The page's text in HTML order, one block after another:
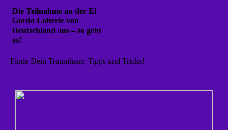
Die Teilnahme an der El
Gordo Lotterie von
Deutschland aus – so geht
es!
Finde Dein Traumhaus: Tipps und Tricks!